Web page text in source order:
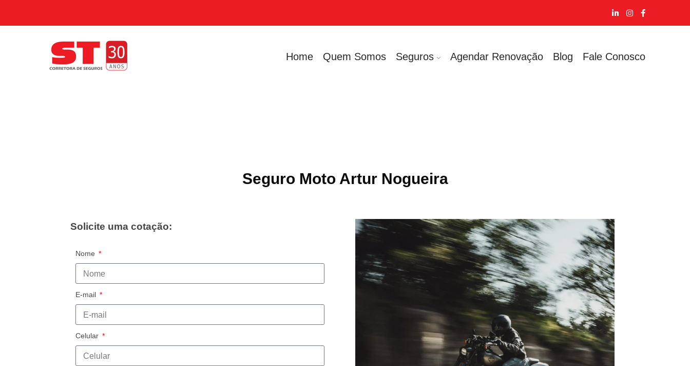
Home Quem Somos Seguros Agendar Renovação Blog Fale Conosco
Seguro Moto Artur Nogueira
Solicite uma cotação:
Nome
E-mail
Celular